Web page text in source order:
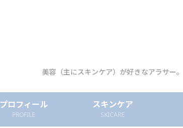
美容（主にスキンケア）が好きなアラサー。
プロフィール
PROFILE
スキンケア
SKICARE